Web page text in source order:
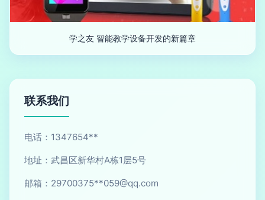
学之友 智能教学设备开发的新篇章
联系我们
电话：1347654**
地址：武昌区新华村A栋1层5号
邮箱：29700375**059@qq.com